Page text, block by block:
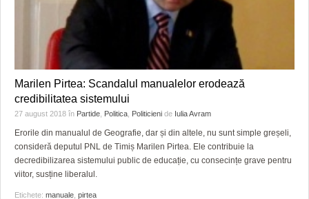
Marilen Pirtea: Scandalul manualelor erodează
credibilitatea sistemului
27 august 2018 în Partide Politica Politicieni de Iulia Avram
Erorile din manualul de Geografie, dar și din altele, nu sunt simple greșeli,
consideră deputul PNL de Timiș Marilen Pirtea. Ele contribuie la
decredibilizarea sistemului public de educație, cu consecințe grave pentru
viitor, susține liberalul.
Etichete: manuale pirtea